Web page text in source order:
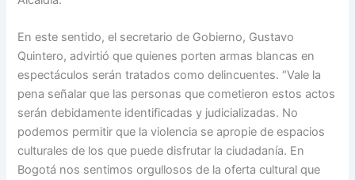
En este sentido, el secretario de Gobierno, Gustavo
Quintero, advirtió que quienes porten armas blancas en
espectáculos serán tratados como delincuentes. “Vale la
pena señalar que las personas que cometieron estos actos
serán debidamente identificadas y judicializadas. No
podemos permitir que la violencia se apropie de espacios
culturales de los que puede disfrutar la ciudadanía. En
Bogotá nos sentimos orgullosos de la oferta cultural que